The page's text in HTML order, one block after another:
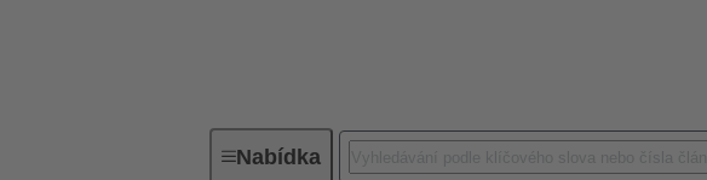
NabídkaPrůmyslové konektory / Han®